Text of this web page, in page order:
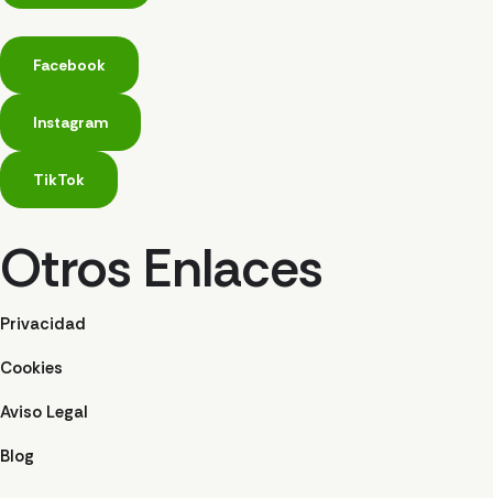
Facebook
Instagram
TikTok
Otros Enlaces
Privacidad
Cookies
Aviso Legal
Blog